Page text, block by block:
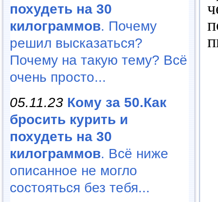
похудеть на 30
килограммов. Почему
решил высказаться?
Почему на такую тему? Всё
очень просто...
05.11.23 Кому за 50.Как
бросить курить и
похудеть на 30
килограммов. Всё ниже
описанное не могло
состояться без тебя...